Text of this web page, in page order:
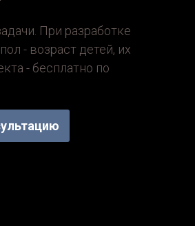
При разработке
- возраст детей, их
- бесплатно по